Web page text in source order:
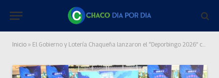
Inicio » El Gobierno y Lotería Chaqueña lanzaron el “Deporbingo 2026” con importantes beneficios para los clubes